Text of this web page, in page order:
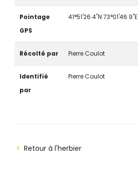
Pointage
GPS
41°51'26.4"N 73°01'46.9"E
Récolté par Pierre Coulot
Identifié
par
Pierre Coulot
Retour à l'herbier